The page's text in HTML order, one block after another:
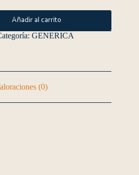
Añadir al carrito
GENERICA
(0)